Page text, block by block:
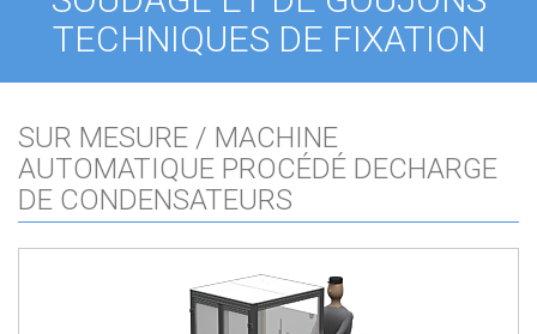
TECHNIQUES DE FIXATION
SUR MESURE / MACHINE
AUTOMATIQUE PROCÉDÉ DECHARGE
DE CONDENSATEURS